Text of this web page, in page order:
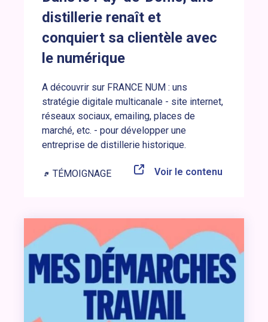
distillerie renaît et
conquiert sa clientèle avec
le numérique
A découvrir sur FRANCE NUM : uns
stratégie digitale multicanale - site internet,
réseaux sociaux, emailing, places de
marché, etc. - pour développer une
entreprise de distillerie historique.
TÉMOIGNAGE Voir le contenu
Lien vers l’article : Tout savoir sur « Mes démarches